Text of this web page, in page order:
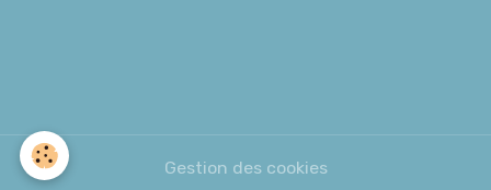
Gestion des cookies